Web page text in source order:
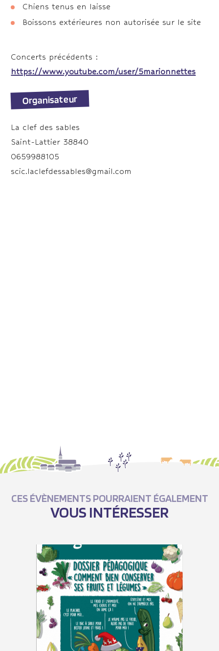
Chiens tenus en laisse
Boissons extérieures non autorisée sur le site
Concerts précédents :
https://www.youtube.com/user/5marionnettes
Organisateur
La clef des sables
Saint-Lattier 38840
0659988105
scic.laclefdessables@gmail.com
CES ÉVÈNEMENTS POURRAIENT ÉGALEMENT
VOUS INTÉRESSER